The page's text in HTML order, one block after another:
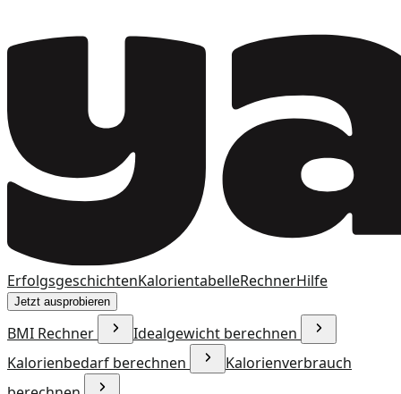
ErfolgsgeschichtenKalorientabelleRechnerHilfe
Jetzt ausprobieren
BMI Rechner
Idealgewicht berechnen
Kalorienbedarf berechnen
Kalorienverbrauch